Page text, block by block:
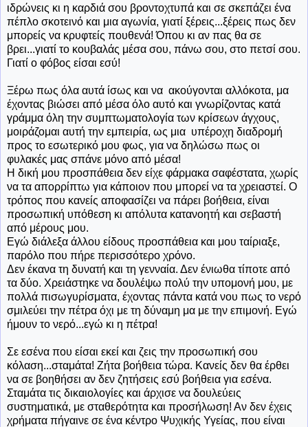
ιδρώνεις κι η καρδιά σου βροντοχτυπά και σε σκεπάζει ένα
πέπλο σκοτεινό και μια αγωνία, γιατί ξέρεις...ξέρεις πως δεν
μπορείς να κρυφτείς πουθενά! Όπου κι αν πας θα σε
βρει...γιατί το κουβαλάς μέσα σου, πάνω σου, στο πετσί σου.
Γιατί ο φόβος είσαι εσύ!
Ξέρω πως όλα αυτά ίσως και να ακούγονται αλλόκοτα, μα
έχοντας βιώσει από μέσα όλο αυτό και γνωρίζοντας κατά
γράμμα όλη την συμπτωματολογία των κρίσεων άγχους,
μοιράζομαι αυτή την εμπειρία, ως μια υπέροχη διαδρομή
προς το εσωτερικό μου φως, για να δηλώσω πως οι
φυλακές μας σπάνε μόνο από μέσα!
Η δική μου προσπάθεια δεν είχε φάρμακα σαφέστατα, χωρίς
να τα απορρίπτω για κάποιον που μπορεί να τα χρειαστεί. Ο
τρόπος που κανείς αποφασίζει να πάρει βοήθεια, είναι
προσωπική υπόθεση κι απόλυτα κατανοητή και σεβαστή
από μέρους μου.
Εγώ διάλεξα άλλου είδους προσπάθεια και μου ταίριαξε,
παρόλο που πήρε περισσότερο χρόνο.
Δεν έκανα τη δυνατή και τη γενναία. Δεν ένιωθα τίποτε από
τα δύο. Χρειάστηκε να δουλέψω πολύ την υπομονή μου, με
πολλά πισωγυρίσματα, έχοντας πάντα κατά νου πως το νερό
σμιλεύει την πέτρα όχι με τη δύναμη μα με την επιμονή. Εγώ
ήμουν το νερό...εγώ κι η πέτρα!
Σε εσένα που είσαι εκεί και ζεις την προσωπική σου
κόλαση...σταμάτα! Ζήτα βοήθεια τώρα. Κανείς δεν θα έρθει
να σε βοηθήσει αν δεν ζητήσεις εσύ βοήθεια για εσένα.
Σταμάτα τις δικαιολογίες και άρχισε να δουλεύεις
συστηματικά, με σταθερότητα και προσήλωση! Αν δεν έχεις
χρήματα πήγαινε σε ένα κέντρο Ψυχικής Υγείας, που είναι